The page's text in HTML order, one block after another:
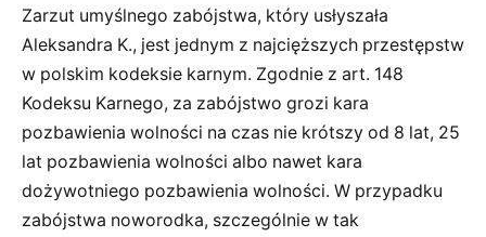
Zarzut umyślnego zabójstwa, który usłyszała
Aleksandra K., jest jednym z najcięższych przestępstw
w polskim kodeksie karnym. Zgodnie z art. 148
Kodeksu Karnego, za zabójstwo grozi kara
pozbawienia wolności na czas nie krótszy od 8 lat, 25
lat pozbawienia wolności albo nawet kara
dożywotniego pozbawienia wolności. W przypadku
zabójstwa noworodka, szczególnie w tak